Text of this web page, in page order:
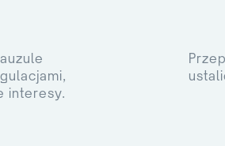
interesy.